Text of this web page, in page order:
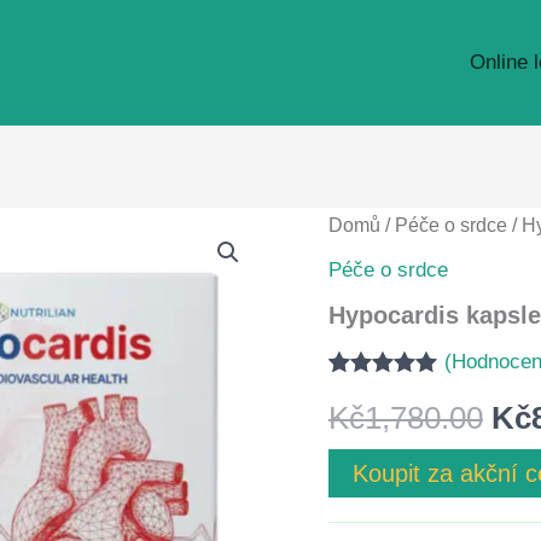
Online
Domů / Péče o srdce /
Péče o srdce
Hypocardis kapsle
4.89z 5 na
základě
hodnocení
zákazníků
Kč1,780.00 Kč
Koupit za akční